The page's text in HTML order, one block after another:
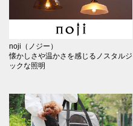
noji（ノジー）
懐かしさや温かさを感じるノスタルジ
ックな照明